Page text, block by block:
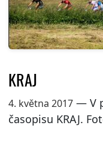
KRAJ
4. května 2017— V
časopisu KRAJ.